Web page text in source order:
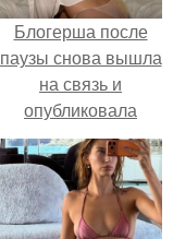
Блогерша после
паузы снова вышла
на связь и
опубликовала
свежую серию
кадров из спальни.